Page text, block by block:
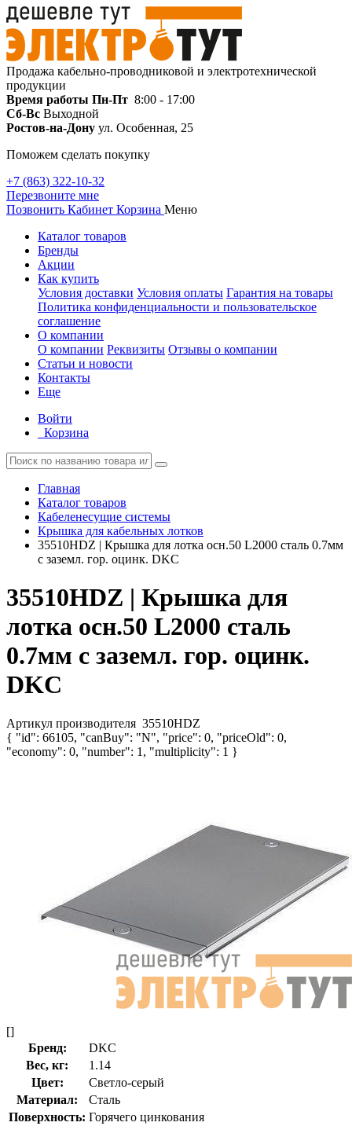
Продажа кабельно-проводниковой и электротехнической
продукции
Время работы Пн-Пт 8:00 - 17:00
Сб-Вс Выходной
Ростов-на-Дону ул. Особенная, 25
Поможем сделать покупку
+7 (863) 322-10-32
Перезвоните мне
Позвонить Кабинет Корзина Меню
Каталог товаров
Бренды
Акции
Как купить
Условия доставки Условия оплаты Гарантия на товары
Политика конфиденциальности и пользовательское
соглашение
О компании
О компании Реквизиты Отзывы о компании
Статьи и новости
Контакты
Еще
Войти
Корзина
Главная
Каталог товаров
Кабеленесущие системы
Крышка для кабельных лотков
35510HDZ | Крышка для лотка осн.50 L2000 сталь 0.7мм
с заземл. гор. оцинк. DKC
35510HDZ | Крышка для
лотка осн.50 L2000 сталь
0.7мм с заземл. гор. оцинк.
DKC
Артикул производителя 35510HDZ
{ "id": 66105, "canBuy": "N", "price": 0, "priceOld": 0,
"economy": 0, "number": 1, "multiplicity": 1 }
[]
Бренд:
DKC
Вес, кг:
1.14
Цвет:
Светло-серый
Материал:
Сталь
Поверхность: Горячего цинкования